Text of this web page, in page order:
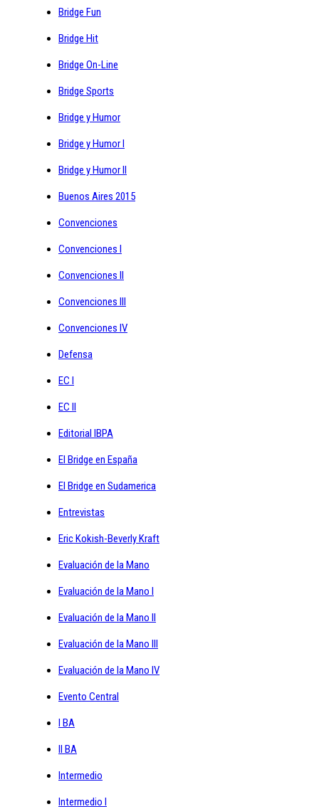
Bridge Fun
Bridge Hit
Bridge On-Line
Bridge Sports
Bridge y Humor
Bridge y Humor I
Bridge y Humor II
Buenos Aires 2015
Convenciones
Convenciones I
Convenciones II
Convenciones III
Convenciones IV
Defensa
EC I
EC II
Editorial IBPA
El Bridge en España
El Bridge en Sudamerica
Entrevistas
Eric Kokish-Beverly Kraft
Evaluación de la Mano
Evaluación de la Mano I
Evaluación de la Mano II
Evaluación de la Mano III
Evaluación de la Mano IV
Evento Central
I BA
II BA
Intermedio
Intermedio I